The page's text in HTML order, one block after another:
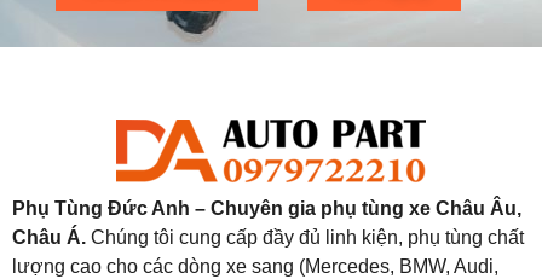
Phụ Tùng Đức Anh – Chuyên gia phụ tùng xe Châu Âu,
Châu Á. Chúng tôi cung cấp đầy đủ linh kiện, phụ tùng chất
lượng cao cho các dòng xe sang (Mercedes, BMW, Audi,